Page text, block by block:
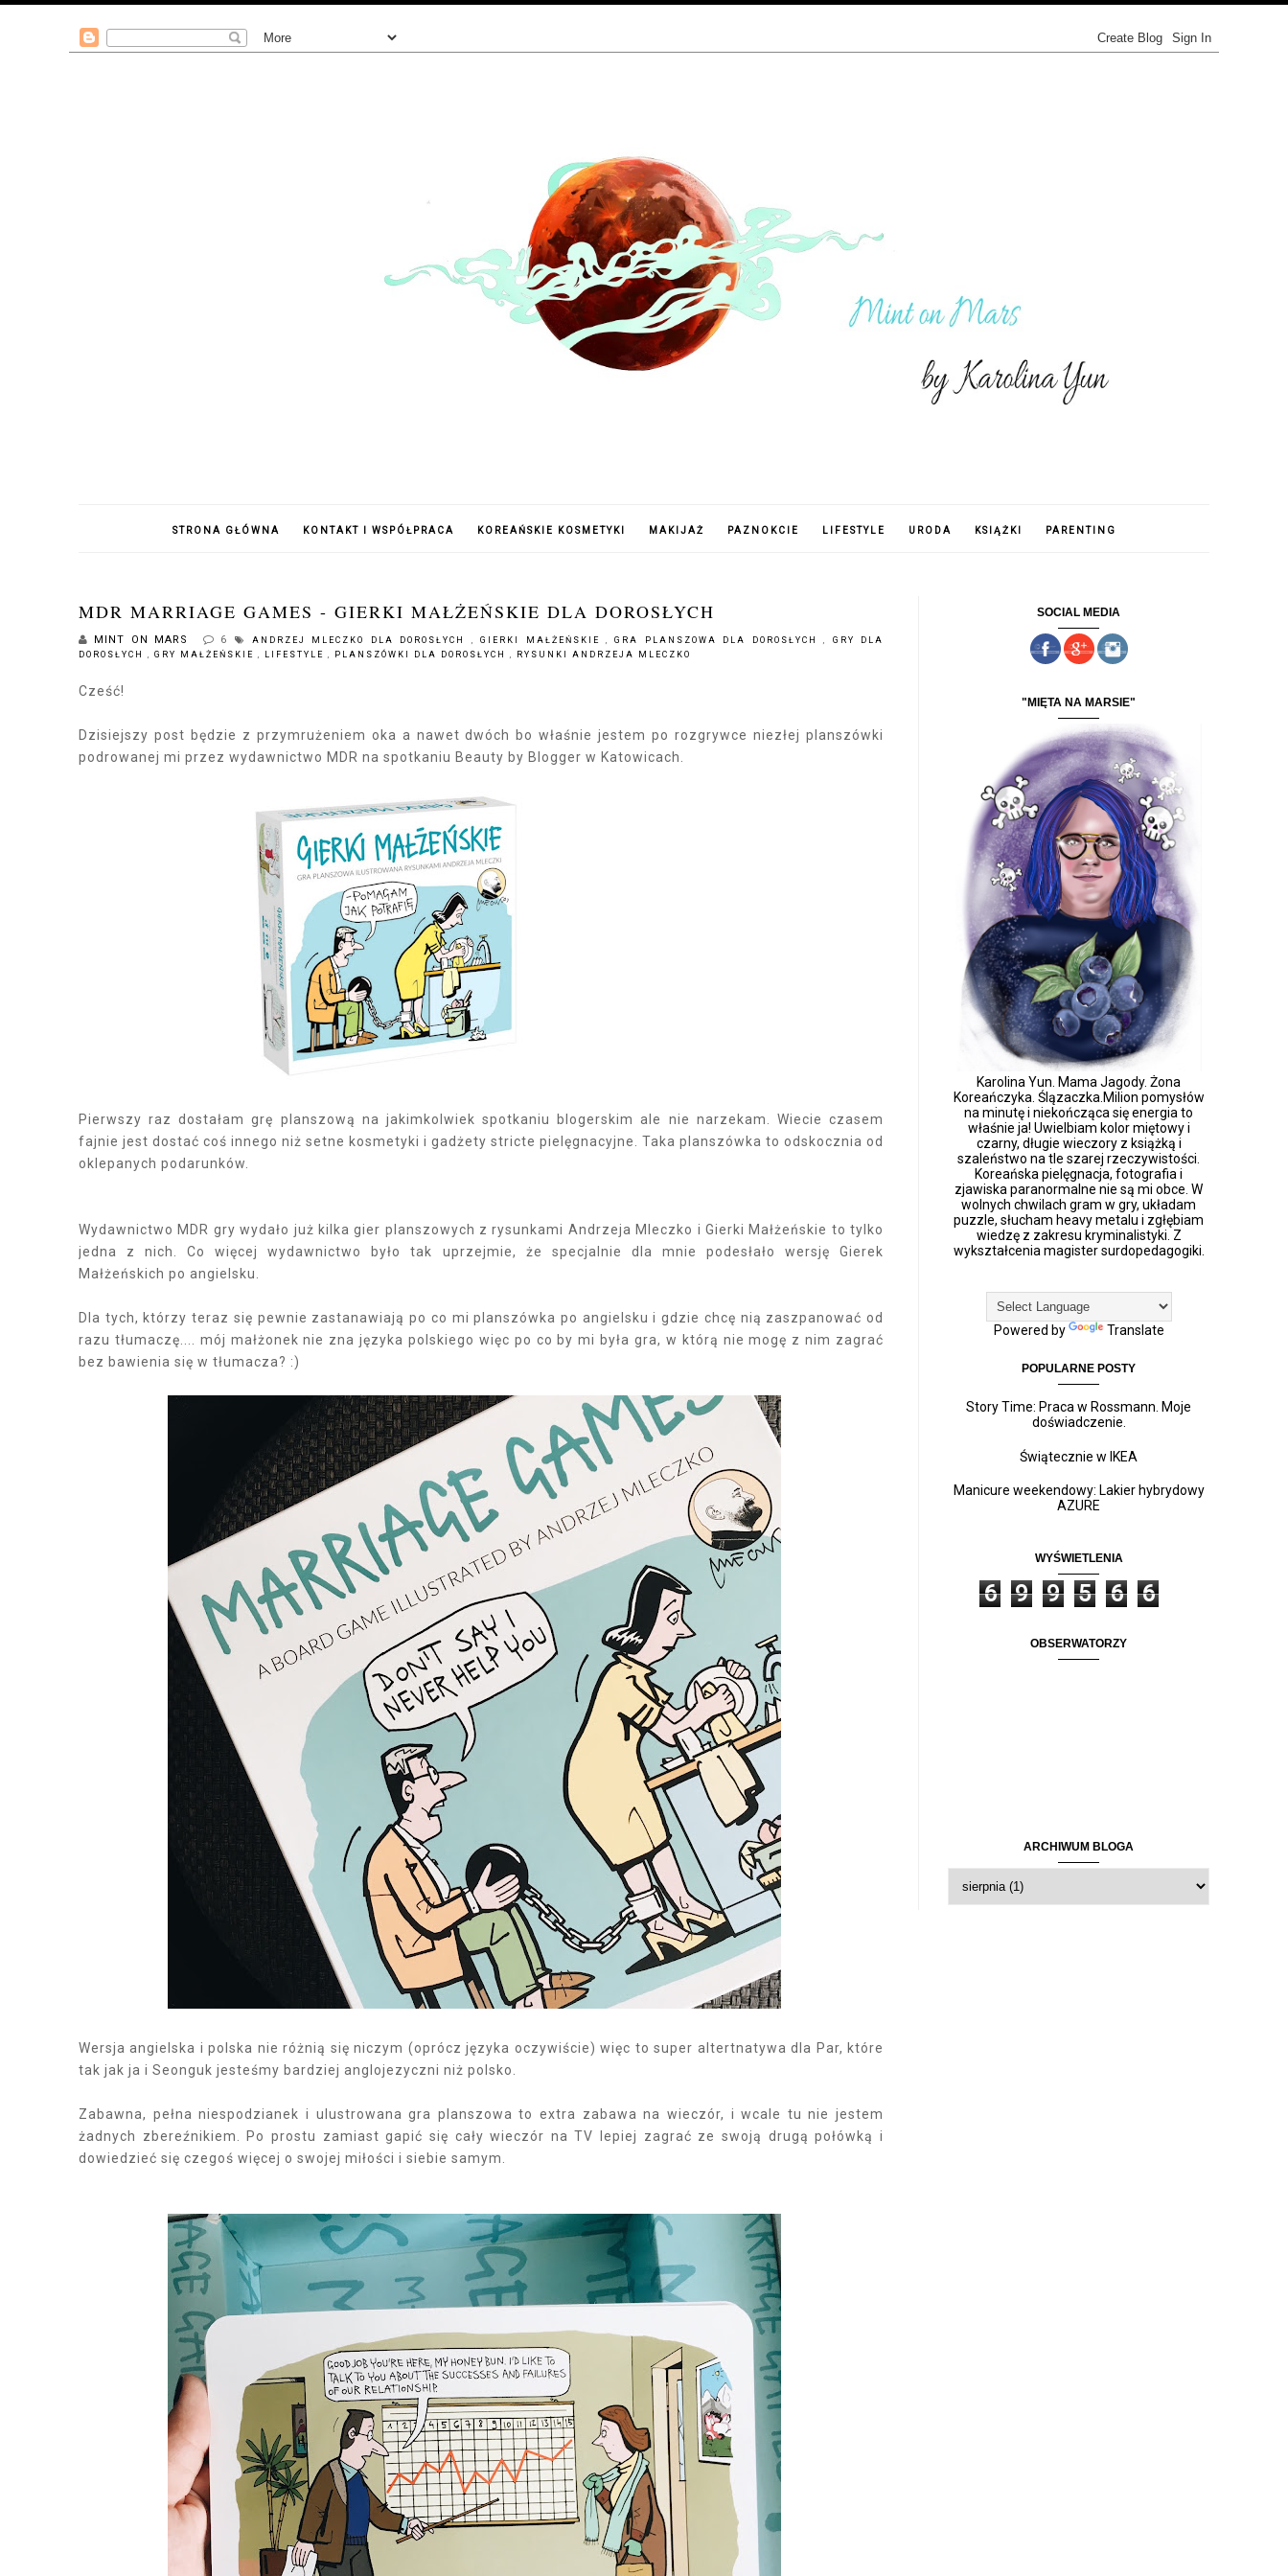
STRONA GŁÓWNA KONTAKT I WSPÓŁPRACA KOREAŃSKIE KOSMETYKI MAKIJAŻ PAZNOKCIE LIFESTYLE URODA KSIĄŻKI PARENTING
MDR MARRIAGE GAMES - GIERKI MAŁŻEŃSKIE DLA DOROSŁYCH
MINT ON MARS 6 ANDRZEJ MLECZKO DLA DOROSŁYCH ,GIERKI MAŁŻEŃSKIE ,GRA PLANSZOWA DLA DOROSŁYCH
GRY DLA
DOROSŁYCH
GRY MAŁŻEŃSKIE LIFESTYLE PLANSZÓWKI DLA DOROSŁYCH RYSUNKI ANDRZEJA MLECZKO
Cześć!
Dzisiejszy post będzie z przymrużeniem oka a nawet dwóch bo właśnie jestem po rozgrywce niezłej planszówki
podrowanej mi przez wydawnictwo MDR na spotkaniu Beauty by Blogger w Katowicach.
Pierwszy raz dostałam grę planszową na jakimkolwiek spotkaniu blogerskim ale nie narzekam. Wiecie czasem
fajnie jest dostać coś innego niż setne kosmetyki i gadżety stricte pielęgnacyjne. Taka planszówka to odskocznia od
oklepanych podarunków.
Wydawnictwo MDR gry wydało już kilka gier planszowych z rysunkami Andrzeja Mleczko i Gierki Małżeńskie to tylko
jedna z nich. Co więcej wydawnictwo było tak uprzejmie, że specjalnie dla mnie podesłało wersję Gierek
Małżeńskich po angielsku.
Dla tych, którzy teraz się pewnie zastanawiają po co mi planszówka po angielsku i gdzie chcę nią zaszpanować od
razu tłumaczę.... mój małżonek nie zna języka polskiego więc po co by mi była gra, w którą nie mogę z nim zagrać
bez bawienia się w tłumacza? :)
Wersja angielska i polska nie różnią się niczym (oprócz języka oczywiście) więc to super altertnatywa dla Par, które
tak jak ja i Seonguk jesteśmy bardziej anglojezyczni niż polsko.
Zabawna, pełna niespodzianek i ulustrowana gra planszowa to extra zabawa na wieczór, i wcale tu nie jestem
żadnych zbereźnikiem. Po prostu zamiast gapić się cały wieczór na TV lepiej zagrać ze swoją drugą połówką i
dowiedzieć się czegoś więcej o swojej miłości i siebie samym.
SOCIAL MEDIA
"MIĘTA NA MARSIE"
Karolina Yun. Mama Jagody. Żona
Koreańczyka. Ślązaczka.Milion pomysłów
na minutę i niekończąca się energia to
właśnie ja! Uwielbiam kolor miętowy i
czarny, długie wieczory z książką i
szaleństwo na tle szarej rzeczywistości.
Koreańska pielęgnacja, fotografia i
zjawiska paranormalne nie są mi obce. W
wolnych chwilach gram w gry, układam
puzzle, słucham heavy metalu i zgłębiam
wiedzę z zakresu kryminalistyki. Z
wykształcenia magister surdopedagogiki.
Powered by Translate
POPULARNE POSTY
Story Time: Praca w Rossmann. Moje
doświadczenie.
Świątecznie w IKEA
Manicure weekendowy: Lakier hybrydowy
AZURE
WYŚWIETLENIA
6 9 9 5 6 6
OBSERWATORZY
ARCHIWUM BLOGA